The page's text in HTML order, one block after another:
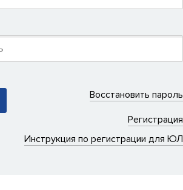
Восстановить пароль
Регистрация
Инструкция по регистрации для ЮЛ